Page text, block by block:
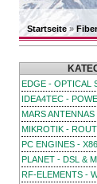
Startseite»
EDGE - OPTICAL
IDEA4TEC -
MARS
MIKROTIK -
PC ENGINES -
PLANET - DSL &
RF-ELEMENTS -